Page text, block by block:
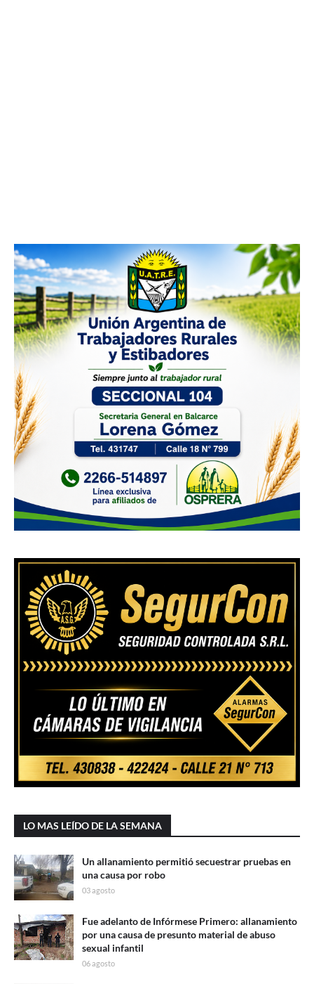
LO MAS LEÍDO DE LA SEMANA
Un allanamiento permitió secuestrar pruebas en
una causa por robo
03 agosto
Fue adelanto de Infórmese Primero: allanamiento
por una causa de presunto material de abuso
sexual infantil
06 agosto